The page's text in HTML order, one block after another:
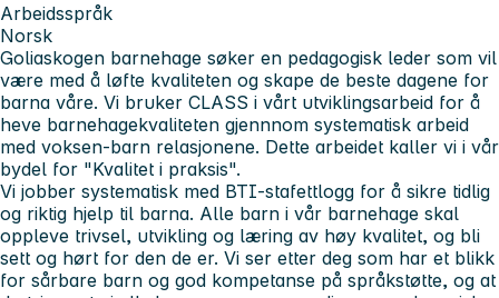
Arbeidsspråk
Norsk
Goliaskogen barnehage søker en pedagogisk leder som vil
være med å løfte kvaliteten og skape de beste dagene for
barna våre. Vi bruker CLASS i vårt utviklingsarbeid for å
heve barnehagekvaliteten gjennnom systematisk arbeid
med voksen-barn relasjonene. Dette arbeidet kaller vi i vår
bydel for "Kvalitet i praksis".
Vi jobber systematisk med BTI-stafettlogg for å sikre tidlig
og riktig hjelp til barna. Alle barn i vår barnehage skal
oppleve trivsel, utvikling og læring av høy kvalitet, og bli
sett og hørt for den de er. Vi ser etter deg som har et blikk
for sårbare barn og god kompetanse på språkstøtte, og at